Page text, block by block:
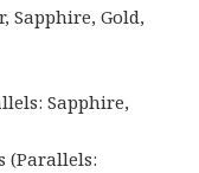
Sapphire, Gold,
Sapphire,
(Parallels: